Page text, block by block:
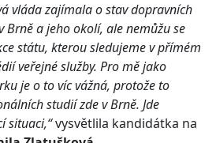
vláda zajímala o stav dopravních
Brně a jeho okolí, ale nemůžu se
státu, kterou sledujeme v přímém
veřejné služby. Pro mě jako
je o to víc vážná, protože to
studií zde v Brně. Jde
situaci,“vysvětlila kandidátka na